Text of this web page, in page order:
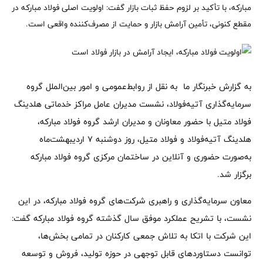
مبارکه، با تأکید بر لزوم حفظ ثبات بازار گفت: اولویت اصلی فولاد مبارکه در
مقطع کنونی، تأمین آرامش بازار و حمایت از مصرف‌کننده واقعی است.
به گزارش خبرنگار ما به نقل از روابط‌عمومی و امور بین‌الملل گروه
سرمایه‌گذاری آتیه‌فولاد، نشست مدیران عامل مراکز خدماتی هلدینگ
فولاد متیل با حضور معاونان و مدیران ارشد گروه فولاد مبارکه،
هلدینگ آتیه‌فولاد و فولاد متیل، روز دوشنبه ۷ اردیبهشت‌ماه
به‌صورت حضوری و آنلاین در ساختمان مرکزی گروه فولاد مبارکه
برگزار شد.
معاون سرمایه‌گذاری و راهبری شرکت‌های گروه فولاد مبارکه، در این
نشست، با تشریح عملکرد موفق سال گذشته گروه فولاد مبارکه گفت:
این شرکت با اتکا به تلاش جمعی کارکنان در تمامی بخش‌ها،
توانست دستاوردهای قابل توجهی در حوزه تولید، فروش و توسعه